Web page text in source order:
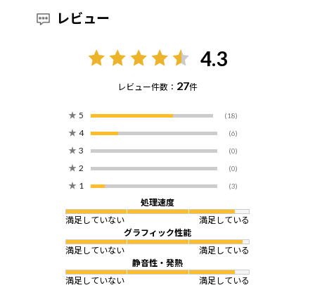
レビュー
4.3
レビュー件数： 27件
★ 5 (18)
★ 4 (6)
★ 3 (0)
★ 2 (0)
★ 1 (3)
処理速度
満足していない
満足している
グラフィック性能
満足していない
満足している
静音性・発熱
満足していない
満足している